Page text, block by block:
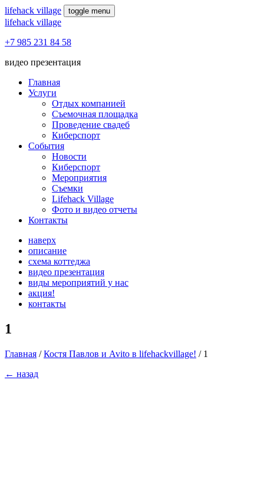
lifehack village toggle menu
lifehack village
+7 985 231 84 58
видео презентация
Главная
Услуги
Отдых компанией
Съемочная площадка
Проведение свадеб
Киберспорт
События
Новости
Киберспорт
Мероприятия
Съемки
Lifehack Village
Фото и видео отчеты
Контакты
наверх
описание
схема коттеджа
видео презентация
виды мероприятий у нас
акция!
контакты
1
Главная /Костя Павлов и Avito в lifehackvillage! / 1
← назад